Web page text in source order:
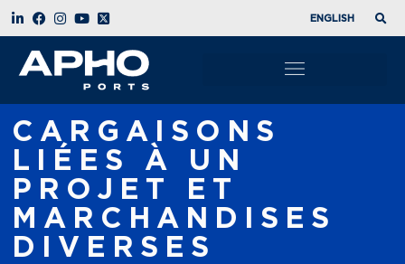
ENGLISH
CARGAISONS
LIÉES À UN
PROJET ET
MARCHANDISES
DIVERSES